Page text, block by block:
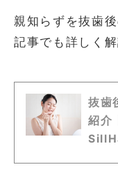
親知らずを抜歯
記事でも詳しく
抜歯
紹介